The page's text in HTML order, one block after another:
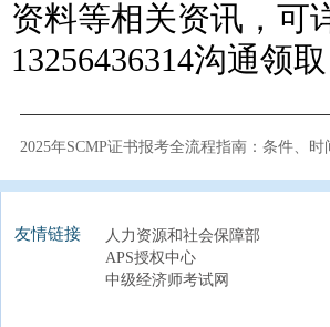
资料等相关资讯，可
13256436314沟通领取
2025年SCMP证书报考全流程指南：条件、时
友情链接 人力资源和社会保障部
APS授权中心
中级经济师考试网